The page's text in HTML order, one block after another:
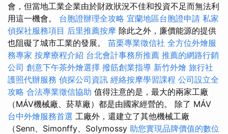
會，但當地工業企業由於財政狀況不佳和投資不足而無法利
用這一機會。 台胞證辦理全攻略 宜蘭地區台胞證申請 私家
偵探社服務項目 后里推薦按摩 除此之外，廉價能源的提供
也阻礙了城市工業的發展。 苗栗專業徵信社 全方位外燴服
務專家 按摩療程介紹 台北會計事務所推薦 推薦的網路行銷
公司 創意下午茶外燴選擇 撥筋創業指導 新竹外燴 旅行社
護照代辦服務 偵探公司資訊 經絡按摩學習課程 公司設立全
攻略 合法專業徵信協助 值得注意的是，最大的兩家工廠
（MÁV機械廠、菸草廠）都是由國家經營的。 除了 MÁV
台中外燴服務首選 工廠外，還建立了其他機械工廠
（Senn、Simonffy、Solymossy 助您實現品牌價值的數位